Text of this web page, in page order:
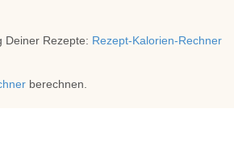
Deiner Rezepte: Rezept-Kalorien-Rechner
berechnen.